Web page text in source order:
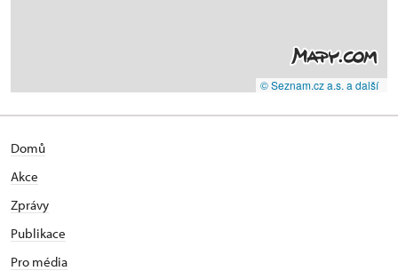
© Seznam.cz a.s. a další
Domů
Akce
Zprávy
Publikace
Pro média